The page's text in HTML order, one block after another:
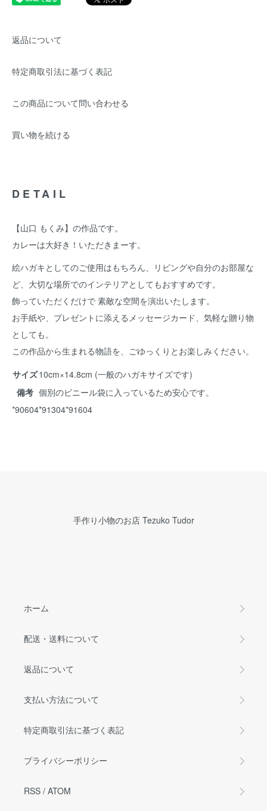
返品について
特定商取引法に基づく表記
この商品について問い合わせる
買い物を続ける
DETAIL
【山口 もくみ】の作品です。
カレーは大好き！いただきまーす。
絵ハガキとしてのご使用はもちろん、リビングや自分のお部屋な
ど、大切な場所でのインテリアとしてもおすすめです。
飾っていただくだけで 素敵な空間を演出いたします。
お手紙や、プレゼントに添えるメッセージカード、気軽な贈り物
としても。
この作品から生まれる物語を、ごゆっくりとお楽しみください。
サイズ10cm×14.8cm (一般のハガキサイズです)
備考 個別のビニール袋に入っているため安心です。
*90604*91304*91604
手作り小物のお店 Tezuko Tudor
ホーム
配送・送料について
返品について
支払い方法について
特定商取引法に基づく表記
プライバシーポリシー
RSS / ATOM